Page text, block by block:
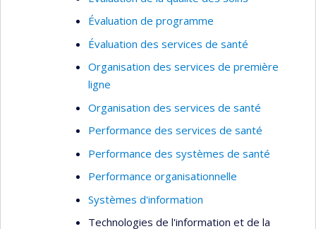
Évaluation de programme
Évaluation des services de santé
Organisation des services de première
ligne
Organisation des services de santé
Performance des services de santé
Performance des systèmes de santé
Performance organisationnelle
Systèmes d'information
Technologies de l'information et de la